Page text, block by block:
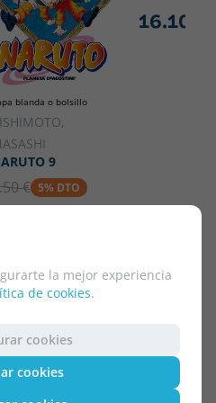
la mejor experiencia
de cookies.
cookies
cookies
blanda o bolsillo
9
€ 5% DTO
16.10 €